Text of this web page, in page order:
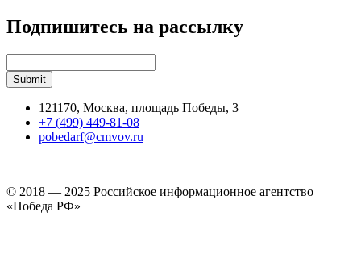
Подпишитесь на рассылку
121170, Москва, площадь Победы, 3
+7 (499) 449-81-08
pobedarf@cmvov.ru
© 2018 — 2025 Российское информационное агентство
«Победа РФ»